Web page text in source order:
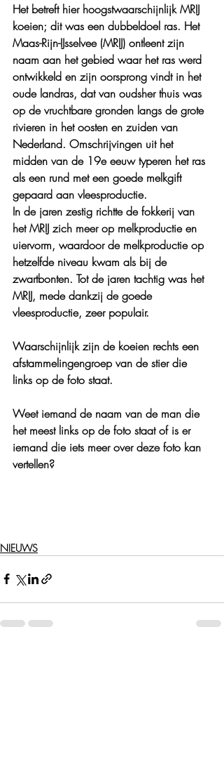
Het betreft hier hoogstwaarschijnlijk MRIJ
koeien; dit was een dubbeldoel ras. Het
Maas-Rijn-IJsselvee (MRIJ) ontleent zijn
naam aan het gebied waar het ras werd
ontwikkeld en zijn oorsprong vindt in het
oude landras, dat van oudsher thuis was
op de vruchtbare gronden langs de grote
rivieren in het oosten en zuiden van
Nederland. Omschrijvingen uit het
midden van de 19e eeuw typeren het ras
als een rund met een goede melkgift
gepaard aan vleesproductie.
In de jaren zestig richtte de fokkerij van
het MRIJ zich meer op melkproductie en
uiervorm, waardoor de melkproductie op
hetzelfde niveau kwam als bij de
zwartbonten. Tot de jaren tachtig was het
MRIJ, mede dankzij de goede
vleesproductie, zeer populair.
Waarschijnlijk zijn de koeien rechts een
afstammelingengroep van de stier die
links op de foto staat.
Weet iemand de naam van de man die
het meest links op de foto staat of is er
iemand die iets meer over deze foto kan
vertellen?
NIEUWS